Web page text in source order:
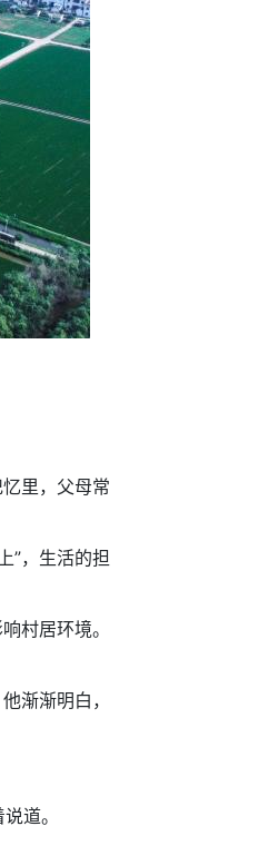
里，父母常
”，生活的担
村居环境。
渐渐明白，
道。